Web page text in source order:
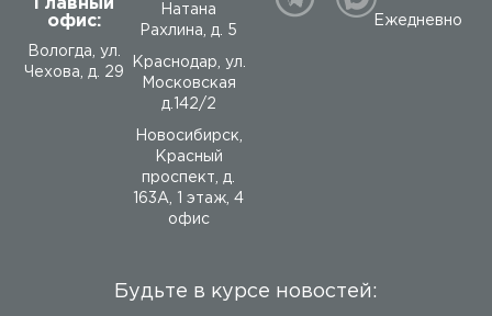
Главный
офис:
Вологда
ул.
Чехова, д. 29
Натана
Рахлина, д. 5
Краснодар, ул.
Московская
д.142/2
Новосибирск,
Красный
проспект, д.
163А, 1 этаж, 4
офис
Ежедневно
Будьте в курсе новостей: